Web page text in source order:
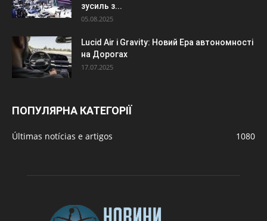
зусиль з...
05.08.2025
Lucid Air і Gravity: Новий Ера автономності
на Дорогах
17.07.2025
ПОПУЛЯРНА КАТЕГОРІЇ
Últimas notícias e artigos 1080